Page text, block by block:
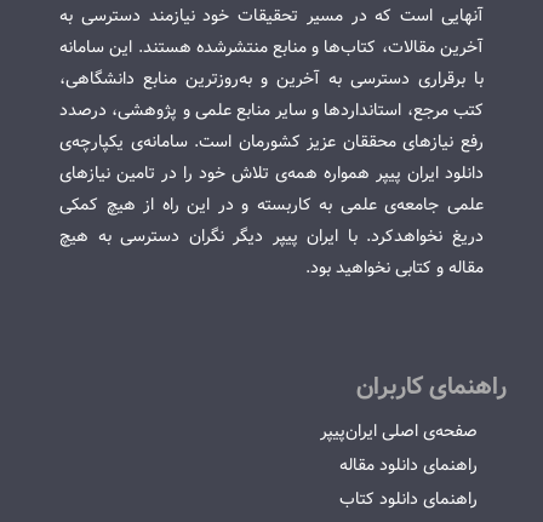
آنهایی است که در مسیر تحقیقات خود نیازمند دسترسی به
آخرین مقالات، کتاب‌ها و منابع منتشرشده هستند. این سامانه
با برقراری دسترسی به آخرین و به‌روزترین منابع دانشگاهی،
کتب مرجع، استانداردها و سایر منابع علمی و پژوهشی، درصدد
رفع نیازهای محققان عزیز کشورمان است. سامانه‌ی یکپارچه‌ی
دانلود ایران پیپر همواره همه‌ی تلاش خود را در تامین نیازهای
علمی جامعه‌ی علمی به کاربسته و در این راه از هیچ کمکی
دریغ نخواهدکرد. با ایران پیپر دیگر نگران دسترسی به هیچ
مقاله و کتابی نخواهید بود.
راهنمای کاربران
صفحه‌ی اصلی ایران‌پیپر
راهنمای دانلود مقاله
راهنمای دانلود کتاب